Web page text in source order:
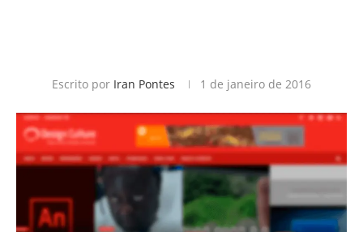
Escrito por Iran Pontes 1 de janeiro de 2016